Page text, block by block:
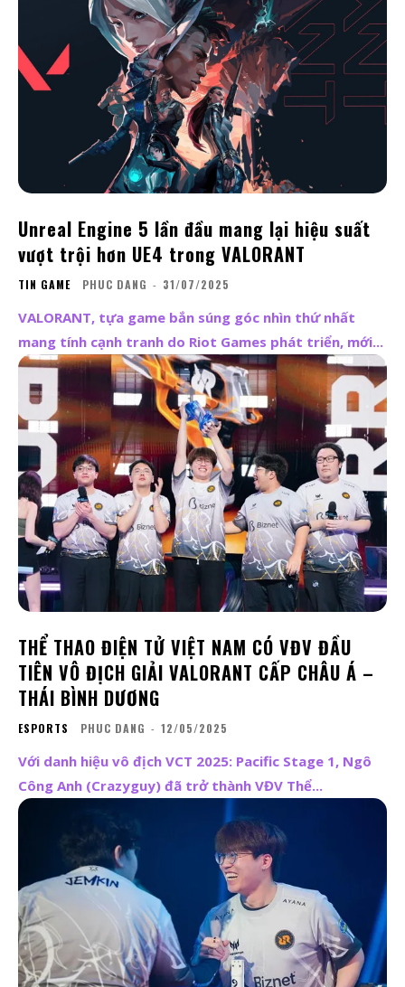
Unreal Engine 5 lần đầu mang lại hiệu suất
vượt trội hơn UE4 trong VALORANT
TIN GAME PHUC DANG - 31/07/2025
VALORANT, tựa game bắn súng góc nhìn thứ nhất
mang tính cạnh tranh do Riot Games phát triển, mới...
THỂ THAO ĐIỆN TỬ VIỆT NAM CÓ VĐV ĐẦU
TIÊN VÔ ĐỊCH GIẢI VALORANT CẤP CHÂU Á –
THÁI BÌNH DƯƠNG
ESPORTS PHUC DANG - 12/05/2025
Với danh hiệu vô địch VCT 2025: Pacific Stage 1, Ngô
Công Anh (Crazyguy) đã trở thành VĐV Thể...